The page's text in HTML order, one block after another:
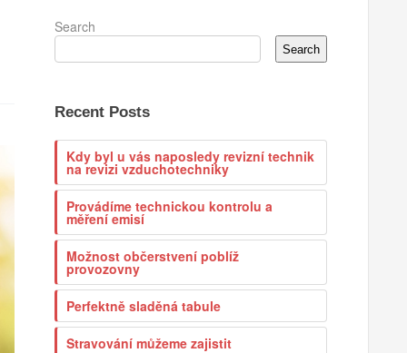
Search
Search
Recent Posts
Kdy byl u vás naposledy revizní technik
na revizi vzduchotechniky
Provádíme technickou kontrolu a
měření emisí
Možnost občerstvení poblíž
provozovny
Perfektně sladěná tabule
Stravování můžeme zajistit